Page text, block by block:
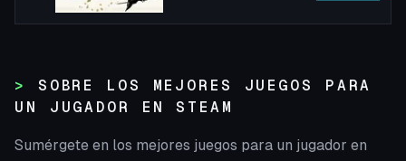
SOBRE LOS MEJORES JUEGOS PARA
UN JUGADOR EN STEAM
Sumérgete en los mejores juegos para un jugador en